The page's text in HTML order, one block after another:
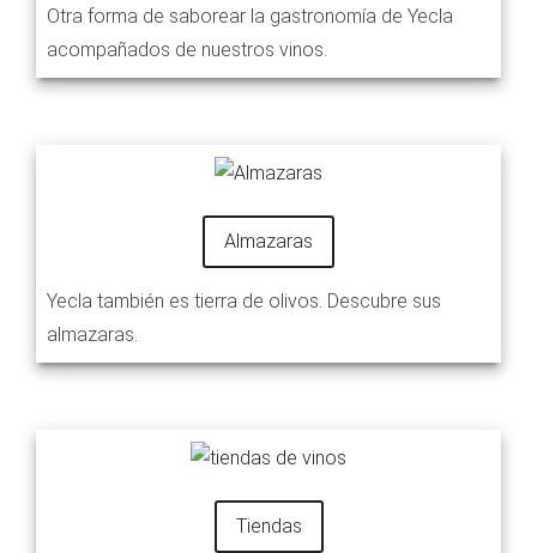
Otra forma de saborear la gastronomía de Yecla
acompañados de nuestros vinos.
Almazaras
Yecla también es tierra de olivos. Descubre sus
almazaras.
Tiendas